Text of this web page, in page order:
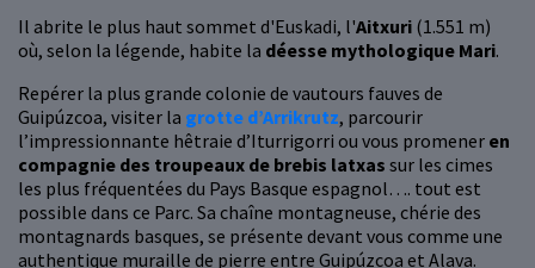
Il abrite le plus haut sommet d'Euskadi, l'Aitxuri (1.551 m)
où, selon la légende, habite la déesse mythologique Mari.
Repérer la plus grande colonie de vautours fauves de
Guipúzcoa, visiter la grotte d’Arrikrutz, parcourir
l’impressionnante hêtraie d’Iturrigorri ou vous promener en
compagnie des troupeaux de brebis latxas sur les cimes
les plus fréquentées du Pays Basque espagnol…. tout est
possible dans ce Parc. Sa chaîne montagneuse, chérie des
montagnards basques, se présente devant vous comme une
authentique muraille de pierre entre Guipúzcoa et Alava.